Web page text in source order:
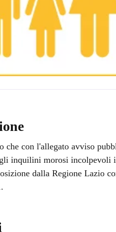
che con l'allegato avviso
inquilini morosi incolpevoli
dalla Regione Lazio